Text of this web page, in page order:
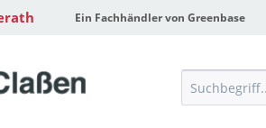
Ein Fachhändler von Greenbase